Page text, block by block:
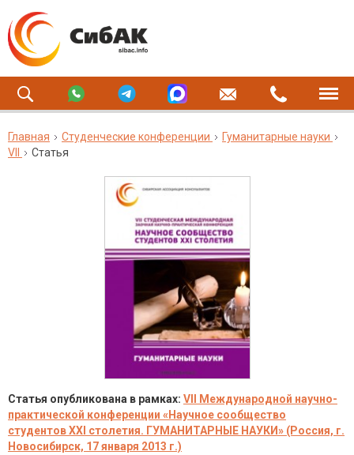
Главная Студенческие конференции
Гуманитарные науки
VII
Статья
Статья опубликована в рамках: VII Международной научно-
практической конференции «Научное сообщество
студентов XXI столетия. ГУМАНИТАРНЫЕ НАУКИ» (Россия, г.
Новосибирск, 17 января 2013 г.)